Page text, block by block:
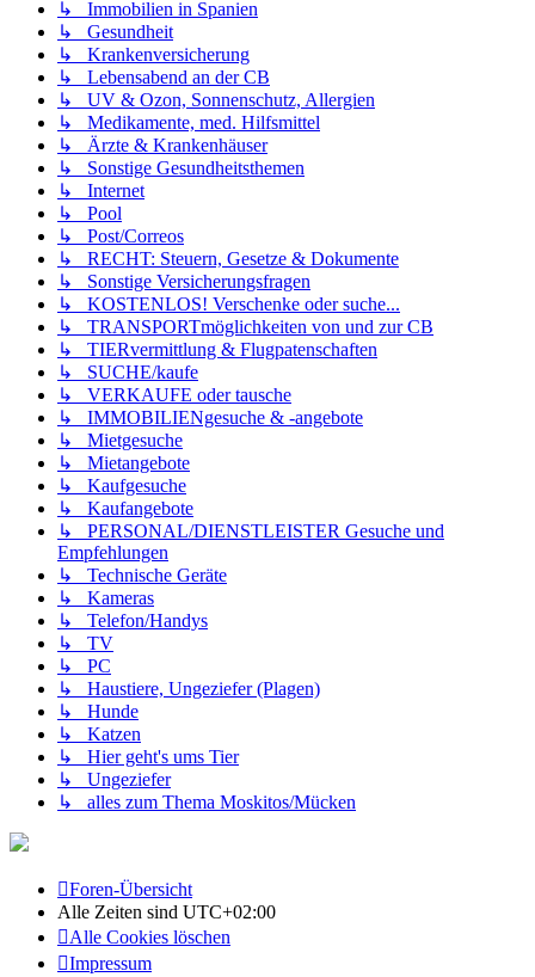
↳ Immobilien in Spanien
↳ Gesundheit
↳ Krankenversicherung
↳ Lebensabend an der CB
↳ UV & Ozon, Sonnenschutz, Allergien
↳ Medikamente, med. Hilfsmittel
↳ Ärzte & Krankenhäuser
↳ Sonstige Gesundheitsthemen
↳ Internet
↳ Pool
↳ Post/Correos
↳ RECHT: Steuern, Gesetze & Dokumente
↳ Sonstige Versicherungsfragen
↳ KOSTENLOS! Verschenke oder suche...
↳ TRANSPORTmöglichkeiten von und zur CB
↳ TIERvermittlung & Flugpatenschaften
↳ SUCHE/kaufe
↳ VERKAUFE oder tausche
↳ IMMOBILIENgesuche & -angebote
↳ Mietgesuche
↳ Mietangebote
↳ Kaufgesuche
↳ Kaufangebote
↳ PERSONAL/DIENSTLEISTER Gesuche und
Empfehlungen
↳ Technische Geräte
↳ Kameras
↳ Telefon/Handys
↳ TV
↳ PC
↳ Haustiere, Ungeziefer (Plagen)
↳ Hunde
↳ Katzen
↳ Hier geht's ums Tier
↳ Ungeziefer
↳ alles zum Thema Moskitos/Mücken
Foren-Übersicht
Alle Zeiten sind UTC+02:00
Alle Cookies löschen
Impressum